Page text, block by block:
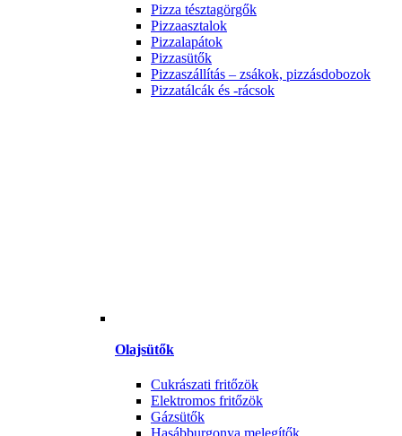
Pizza tésztagörgők
Pizzaasztalok
Pizzalapátok
Pizzasütők
Pizzaszállítás – zsákok, pizzásdobozok
Pizzatálcák és -rácsok
Olajsütők
Cukrászati fritőzök
Elektromos fritőzök
Gázsütők